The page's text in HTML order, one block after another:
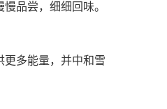
品尝，细细回味。
更多能量，并中和雪